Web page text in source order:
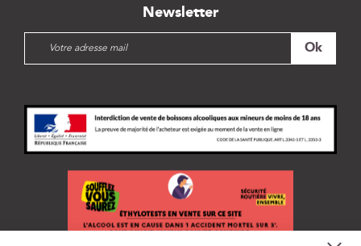
Newsletter
I
r
t
n
Ok